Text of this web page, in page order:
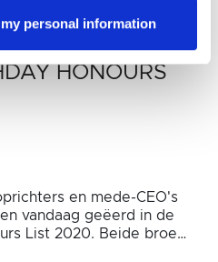
personal information
HONOURS
en mede-CEO's
vandaag geëerd in de
List 2020. Beide broers
VAN DE EG
felicitaties aan onze
na hun overwinning
OP ÉÉN NA
North Services is